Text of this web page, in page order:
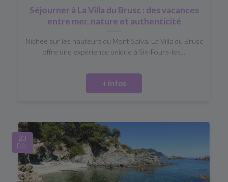
Séjourner à La Villa du Brusc : des vacances
entre mer, nature et authenticité
Nichée sur les hauteurs du Mont Salva, La Villa du Brusc
offre une expérience unique à Six-Fours-les...
+ infos
23
Déc